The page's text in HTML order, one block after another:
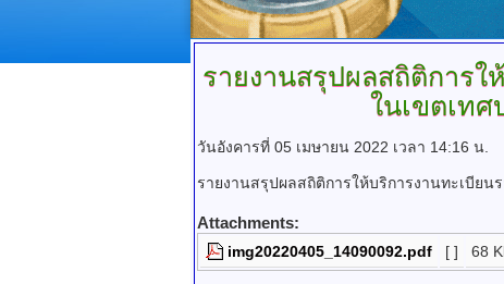
รายงานสรุปผลสถิติการใ
ในเขตเท
วันอังคารที่ 05 เมษายน 2022 เวลา 14:16 น.
รายงานสรุปผลสถิติการให้บริการงานทะเบีย
Attachments:
img20220405_14090092.pdf [ ] 68